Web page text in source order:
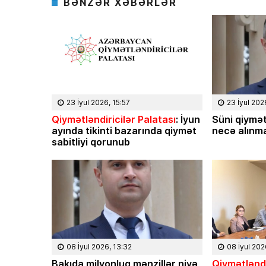
23 İyul 2026, 15:57
Qiymətləndiricilər Palatası: İyun
ayında tikinti bazarında qiymət
sabitliyi qorunub
23 İyul
Süni qiymət
necə
08 İyul 2026, 13:32 08 İyul